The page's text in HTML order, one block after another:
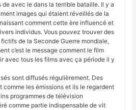
avec le dans la terrible bataille. Il y a
images qui étaient réveillés de la
comment cette ère influencé et
individus. Vous pouvez trouver des
de la Seconde Guerre mondiale,
c’est le message comment le film
avec tous les films avec ça période il y
sont diffusés régulièrement. Des
comme les émissions et ils le regardent
programmes de télévision
comme partie indispensable de vit